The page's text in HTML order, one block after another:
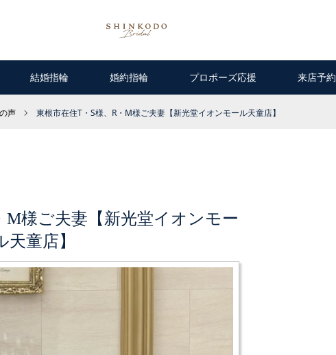
結婚指輪 婚約指輪 プロポーズ応援 来店予約
声 東根市在住T・S様、R・M様ご夫妻【新光堂イオンモール天童店】
M様ご夫妻【新光堂イオンモー
天童店】